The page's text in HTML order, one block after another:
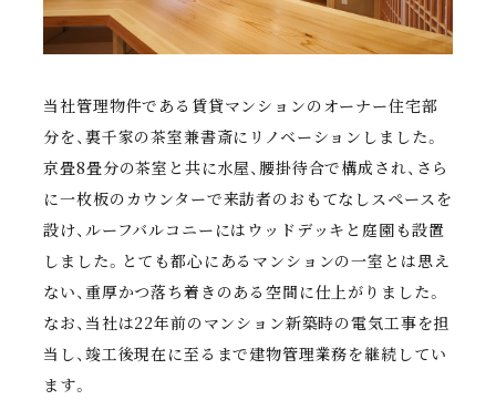
当社管理物件である賃貸マンションのオーナー住宅部
分を、裏千家の茶室兼書斎にリノベーションしました。
京畳8畳分の茶室と共に水屋、腰掛待合で構成され、さら
に一枚板のカウンターで来訪者のおもてなしスペースを
設け、ルーフバルコニーにはウッドデッキと庭園も設置
しました。とても都心にあるマンションの一室とは思え
ない、重厚かつ落ち着きのある空間に仕上がりました。
なお、当社は22年前のマンション新築時の電気工事を担
当し、竣工後現在に至るまで建物管理業務を継続してい
ます。